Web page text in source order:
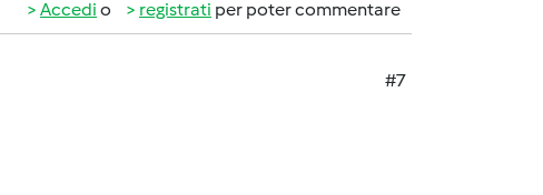
Accedi o registrati per poter commentare
#7